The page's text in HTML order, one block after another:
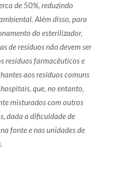
de 50%, reduzindo
Além disso, para
do esterilizador,
de resíduos não devem ser
resíduos farmacêuticos e
aos resíduos comuns
que, no entanto,
misturados com outros
dada a dificuldade de
fonte e nas unidades de